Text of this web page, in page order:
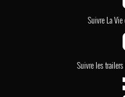
Suivre La
Suivre les